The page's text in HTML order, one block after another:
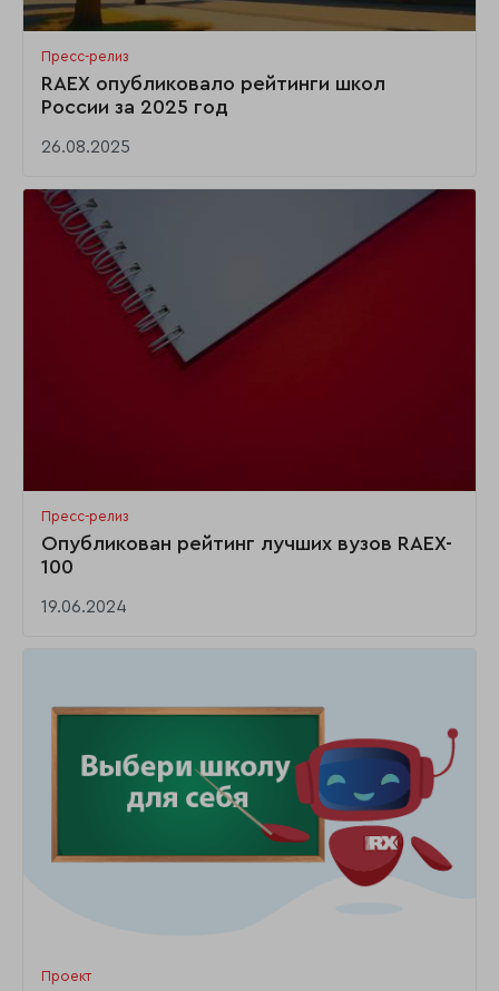
Пресс-релиз
RAEX опубликовало рейтинги школ
России за 2025 год
26.08.2025
Пресс-релиз
Опубликован рейтинг лучших вузов RAEX-
100
19.06.2024
Проект